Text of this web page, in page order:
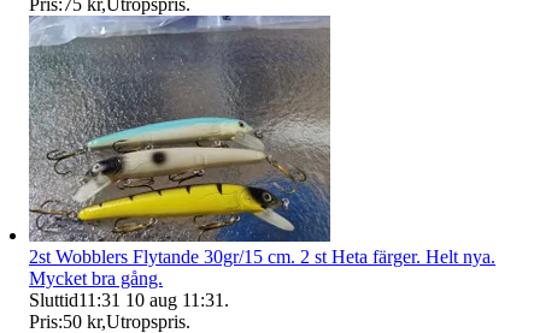
2st Wobblers Flytande 30gr/15 cm. 2 st Heta färger. Helt nya.
Mycket bra gång.
Sluttid11:31 10 aug 11:31 .
Pris:50 kr,Utropspris.